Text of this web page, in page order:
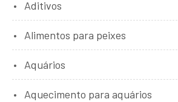
Aditivos
Alimentos para peixes
Aquários
Aquecimento para aquários